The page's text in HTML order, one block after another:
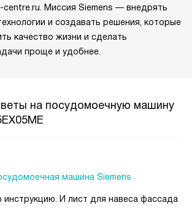
centre.ru. Миссия Siemens — внедрять
и создавать решения, которые
качество жизни и сделать
проще и удобнее.
на посудомоечную машину
машина Siemens
инструкцию. И лист для навеса фассада